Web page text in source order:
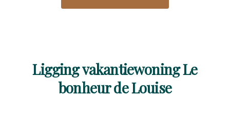
Ligging vakantiewoning Le
bonheur de Louise